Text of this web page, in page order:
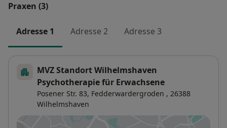
Praxen (3)
Adresse 1 Adresse 2 Adresse 3
MVZ Standort Wilhelmshaven
Psychotherapie für Erwachsene
Posener Str. 83, Fedderwardergroden , 26388
Wilhelmshaven